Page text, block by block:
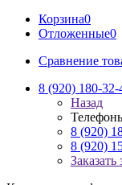
Корзина0
Отложенные0
Сравнение
8 (920) 180-32-
Назад
8 (920)
8 (920)
Заказать